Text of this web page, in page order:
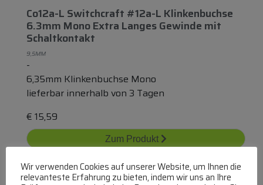
Co12a-L Switchcraft #12a-L Klinkenbuchse
6.3mm Mono Extra Langes Gewinde mit
Schaltkontakt
9,5MM
-
6,35mm Klinkenbuchse Mono
lieferbar innerhalb von 3 Tagen
€ 15,59
Zum Produkt
In den Warenkorb
Wir verwenden Cookies auf unserer Website, um Ihnen die
relevanteste Erfahrung zu bieten, indem wir uns an Ihre